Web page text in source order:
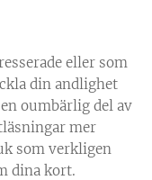
eller som
din andlighet
oumbärlig del av
mer
som verkligen
dina kort.